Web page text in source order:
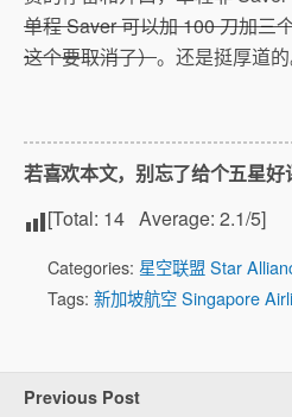
单程 Saver 可以加 100 刀加三
这个要取消了）。还是挺厚道的
若喜欢本文，别忘了给个五星好
[Total: 14 Average: 2.1/5]
Categories: 星空联盟 Star
Tags: 新加坡航空 Singapore
Previous Post